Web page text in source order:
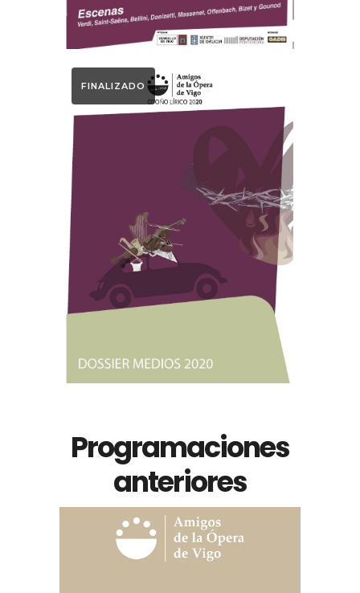
Dossier Medio
Otoño Lírico 2020
Otoño Lírico
FINALIZADO
Programaciones
anteriores